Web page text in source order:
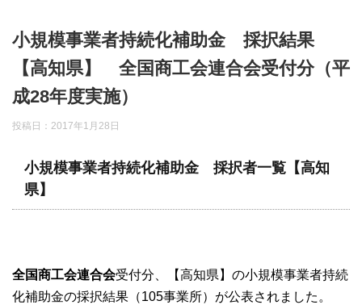
小規模事業者持続化補助金 採択結果
【高知県】 全国商工会連合会受付分（平
成28年度実施）
投稿日： 2017年1月28日
小規模事業者持続化補助金 採択者一覧【高知
県】
全国商工会連合会受付分、【高知県】の小規模事業者持続
化補助金の採択結果（105事業所）が公表されました。